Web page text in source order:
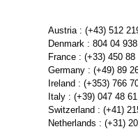
Austria : (+43) 512
Denmark : 804 04 938
France : (+33) 450 88
Germany : (+49) 89
Ireland : (+353) 766
Italy : (+39) 047 48
Switzerland : (+41)
Netherlands : (+31)